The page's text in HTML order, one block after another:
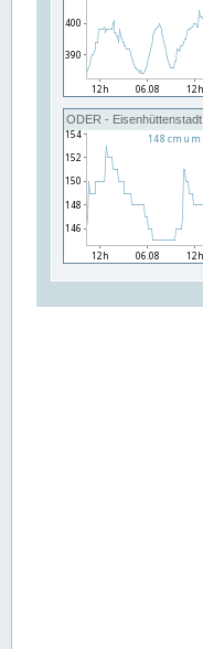
ODER - Eisenhüttenstadt